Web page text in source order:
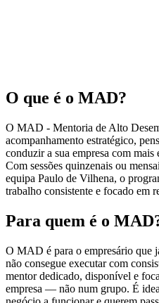
O que é o MAD?
O MAD - Mentoria de Alto
acompanhamento estratégico,
conduzir a sua empresa com
Com sessões quinzenais ou
equipa Paulo de Vilhena, o
trabalho consistente e focado em
Para quem é o
O MAD é para o empresário que
não consegue executar com
mentor dedicado, disponível e
empresa — não num grupo. É